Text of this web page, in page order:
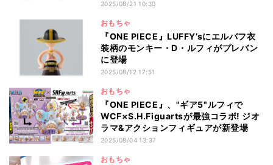
2025/08/21 10:30
おもちゃ
『ONE PIECE』LUFFY’sにエルバフ衣
装柄のモンキー・D・ルフィがプレバン
に登場
2025/08/12 17:51
おもちゃ
『ONE PIECE』、"ギア5"ルフィで
WCF×S.H.Figuartsが最強コラボ! ジオ
ラマ&アクションフィギュアが新登場
2025/08/04 13:37
おもちゃ